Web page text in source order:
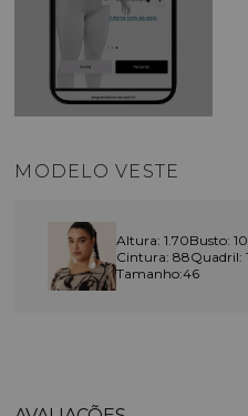
MODELO VESTE
Altura: 1.70Busto:
Cintura: 88Quadril:
Tamanho:46